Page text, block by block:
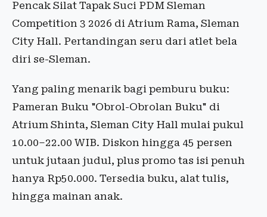
Pencak Silat Tapak Suci PDM Sleman
Competition 3 2026 di Atrium Rama, Sleman
City Hall. Pertandingan seru dari atlet bela
diri se-Sleman.
Yang paling menarik bagi pemburu buku:
Pameran Buku "Obrol-Obrolan Buku" di
Atrium Shinta, Sleman City Hall mulai pukul
10.00–22.00 WIB. Diskon hingga 45 persen
untuk jutaan judul, plus promo tas isi penuh
hanya Rp50.000. Tersedia buku, alat tulis,
hingga mainan anak.